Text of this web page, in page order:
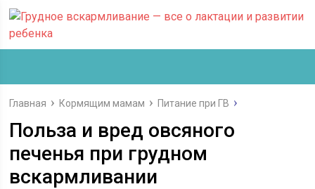
Главная Кормящим мамам Питание при ГВ
Польза и вред овсяного
печенья при грудном
вскармливании